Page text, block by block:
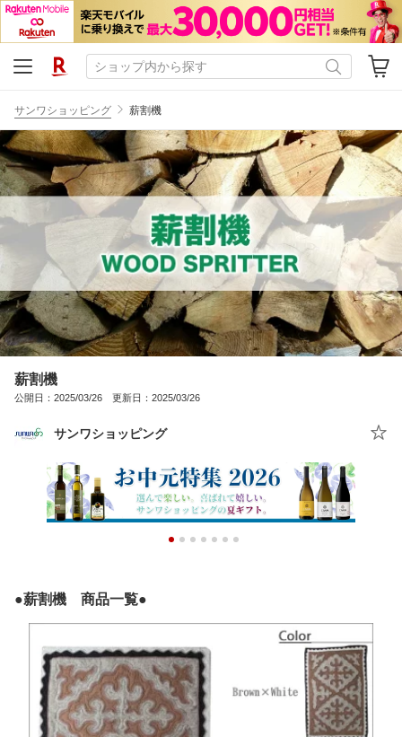
サンワショッピング 薪割機
薪割機
公開日：2025/03/26 更新日：2025/03/26
サンワショッピング
●薪割機 商品一覧●